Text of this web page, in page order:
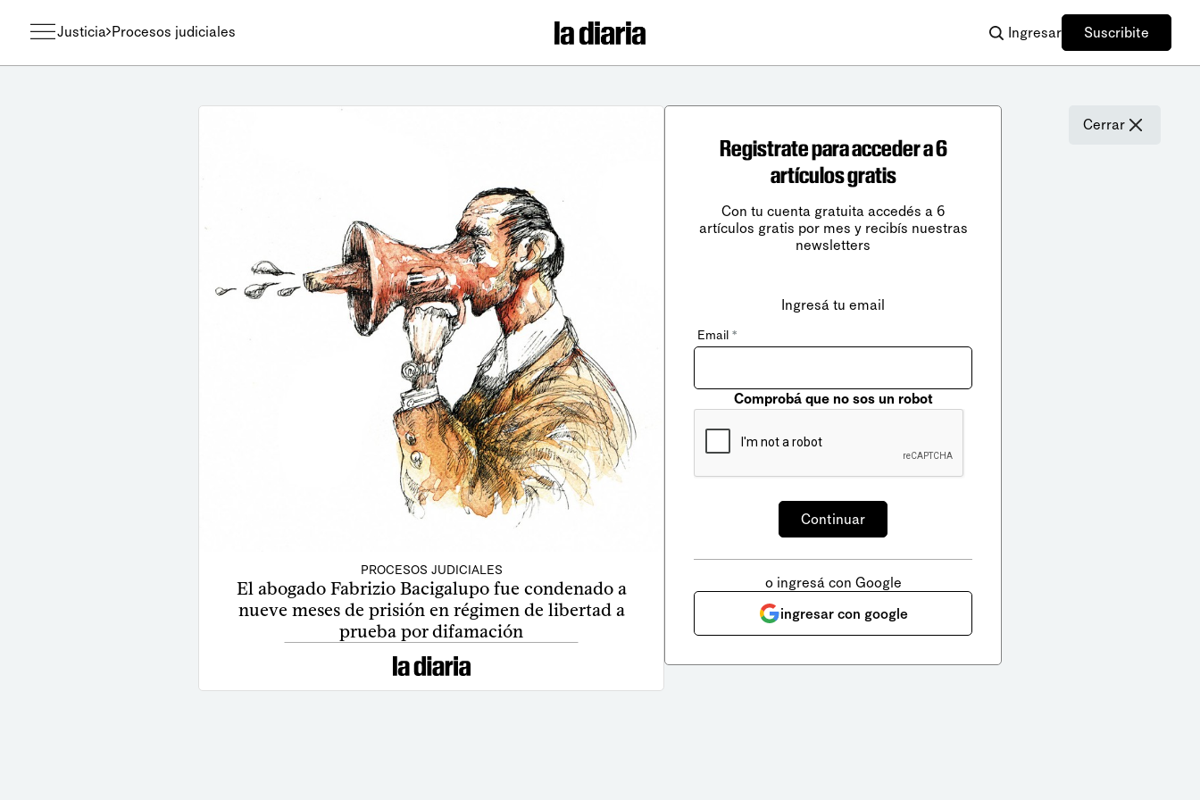
Justicia Procesos judiciales Ingresar Suscribite
PROCESOS JUDICIALES
El abogado Fabrizio Bacigalupo fue condenado a
nueve meses de prisión en régimen de libertad a
prueba por difamación
Cerrar
Registrate para acceder a 6
artículos gratis
Con tu cuenta gratuita accedés a 6
artículos gratis por mes y recibís nuestras
newsletters
Ingresá tu email
Email *
Comprobá que no sos un robot
o ingresá con Google
ingresar con google